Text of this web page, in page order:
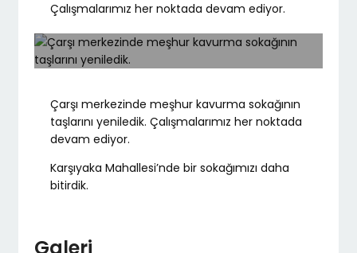
Çalışmalarımız her noktada devam ediyor.
Çarşı merkezinde meşhur kavurma sokağının
taşlarını yeniledik. Çalışmalarımız her noktada
devam ediyor.
Karşıyaka Mahallesi’nde bir sokağımızı daha
bitirdik.